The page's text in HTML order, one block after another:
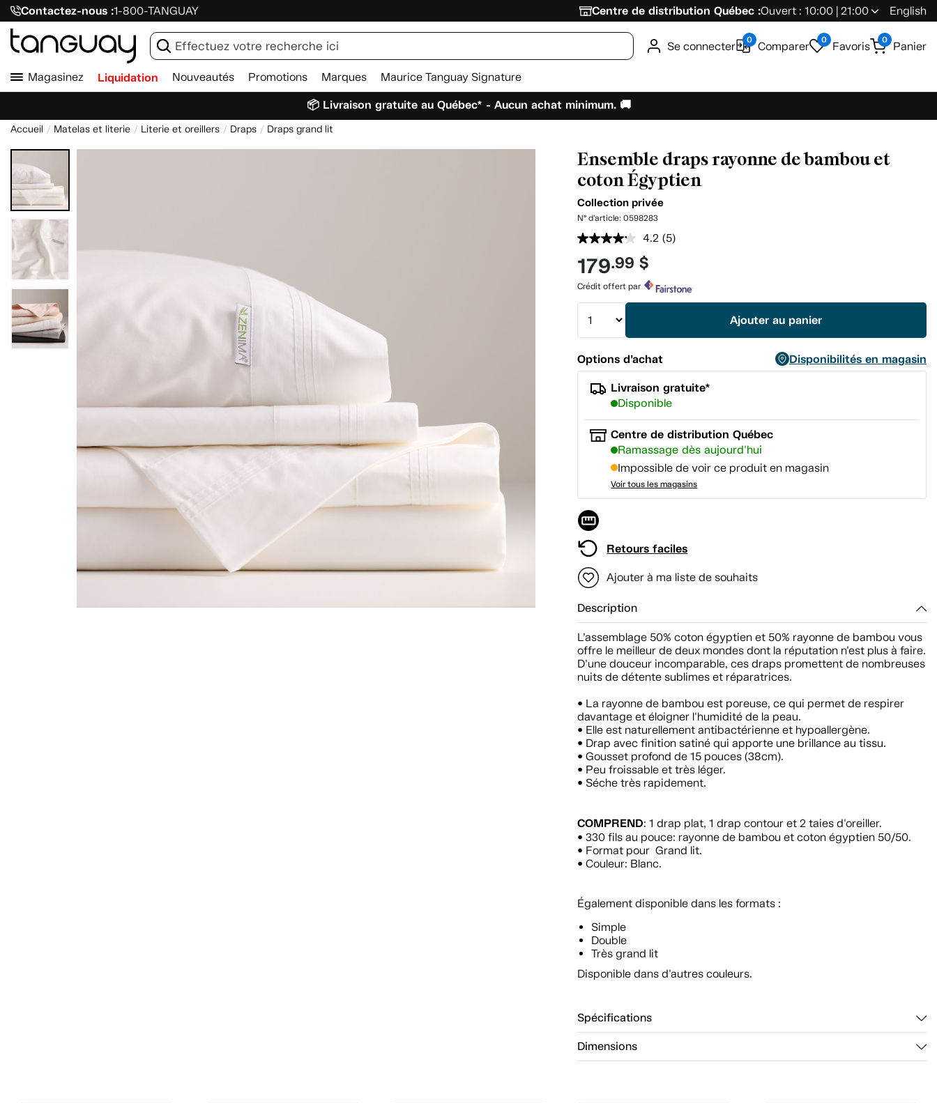
Contactez-nous :1-800-TANGUAY Centre de distribution Québec :Ouvert : 10:00 | 21:00 English
Se connecter 0 Comparer 0 Favoris 0 Panier
Magasinez Liquidation Nouveautés Promotions Marques Maurice Tanguay Signature
📦 Livraison gratuite au Québec* - Aucun achat minimum. 🚚
Accueil Matelas et literie Literie et oreillers Draps Draps grand lit
Ensemble draps rayonne de bambou et
coton Égyptien
Collection privée
N° d'article:0598283
4.2 Lire
Lien
(5)
179.99 $
Crédit offert par
Ajouter au panier
Options d’achat
Disponibilités en magasin
Livraison gratuite*
Disponible
Centre de distribution Québec
Ramassage dès aujourd'hui
Impossible de voir ce produit en magasin
Voir tous les magasins
Retours faciles
Ajouter à ma liste de souhaits
Description
L’assemblage 50% coton égyptien et 50% rayonne de bambou vous
offre le meilleur de deux mondes dont la réputation n’est plus à faire.
D’une douceur incomparable, ces draps promettent de nombreuses
nuits de détente sublimes et réparatrices.
• La rayonne de bambou est poreuse, ce qui permet de respirer
davantage et éloigner l'humidité de la peau.
• Elle est naturellement antibactérienne et hypoallergène.
• Drap avec finition satiné qui apporte une brillance au tissu.
• Gousset profond de 15 pouces (38cm).
• Peu froissable et très léger.
• Séche très rapidement.
COMPREND: 1 drap plat, 1 drap contour et 2 taies d'oreiller.
• 330 fils au pouce: rayonne de bambou et coton égyptien 50/50.
• Format pour Grand lit.
• Couleur: Blanc.
Également disponible dans les formats :
Simple
Double
Très grand lit
Disponible dans d'autres couleurs.
Spécifications
Dimensions